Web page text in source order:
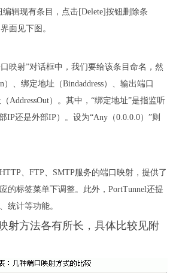
辑现有条目，点击[Delete]按钮删除条
面见下图。
映射”对话框中，我们要给该条目命名，然
、绑定地址（Bindaddress）、输出端口
（AddressOut）。其中，“绑定地址”是指监听
IP还是外部IP）。设为“Any（0.0.0.0）”则
、FTP、SMTP服务的端口映射，提供了
的标签菜单下调整。此外，PortTunnel还提
统计等功能。
射方法各有所长，具体比较见附